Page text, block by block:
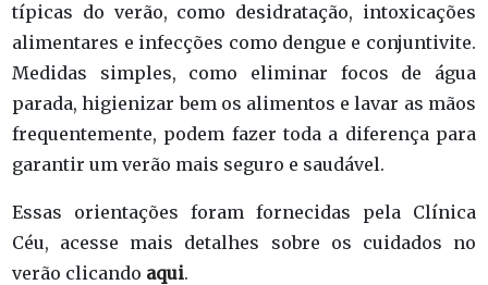
típicas do verão, como desidratação, intoxicações
alimentares e infecções como dengue e conjuntivite.
Medidas simples, como eliminar focos de água
parada, higienizar bem os alimentos e lavar as mãos
frequentemente, podem fazer toda a diferença para
garantir um verão mais seguro e saudável.
Essas orientações foram fornecidas pela Clínica
Céu, acesse mais detalhes sobre os cuidados no
verão clicando aqui.